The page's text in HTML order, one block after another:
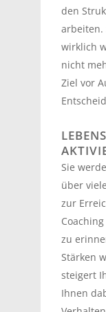
den
arbeiten.
wirklich
nicht
Ziel vor
Sie
über
zur
zu
Stärken
steigert
Ihnen